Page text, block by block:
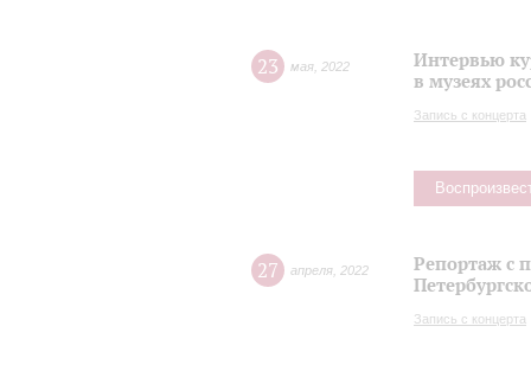
23 мая 2022
Интервью
в музеях
Запись с концерта
27 апреля 2022
Репортаж с
Запись с концерта